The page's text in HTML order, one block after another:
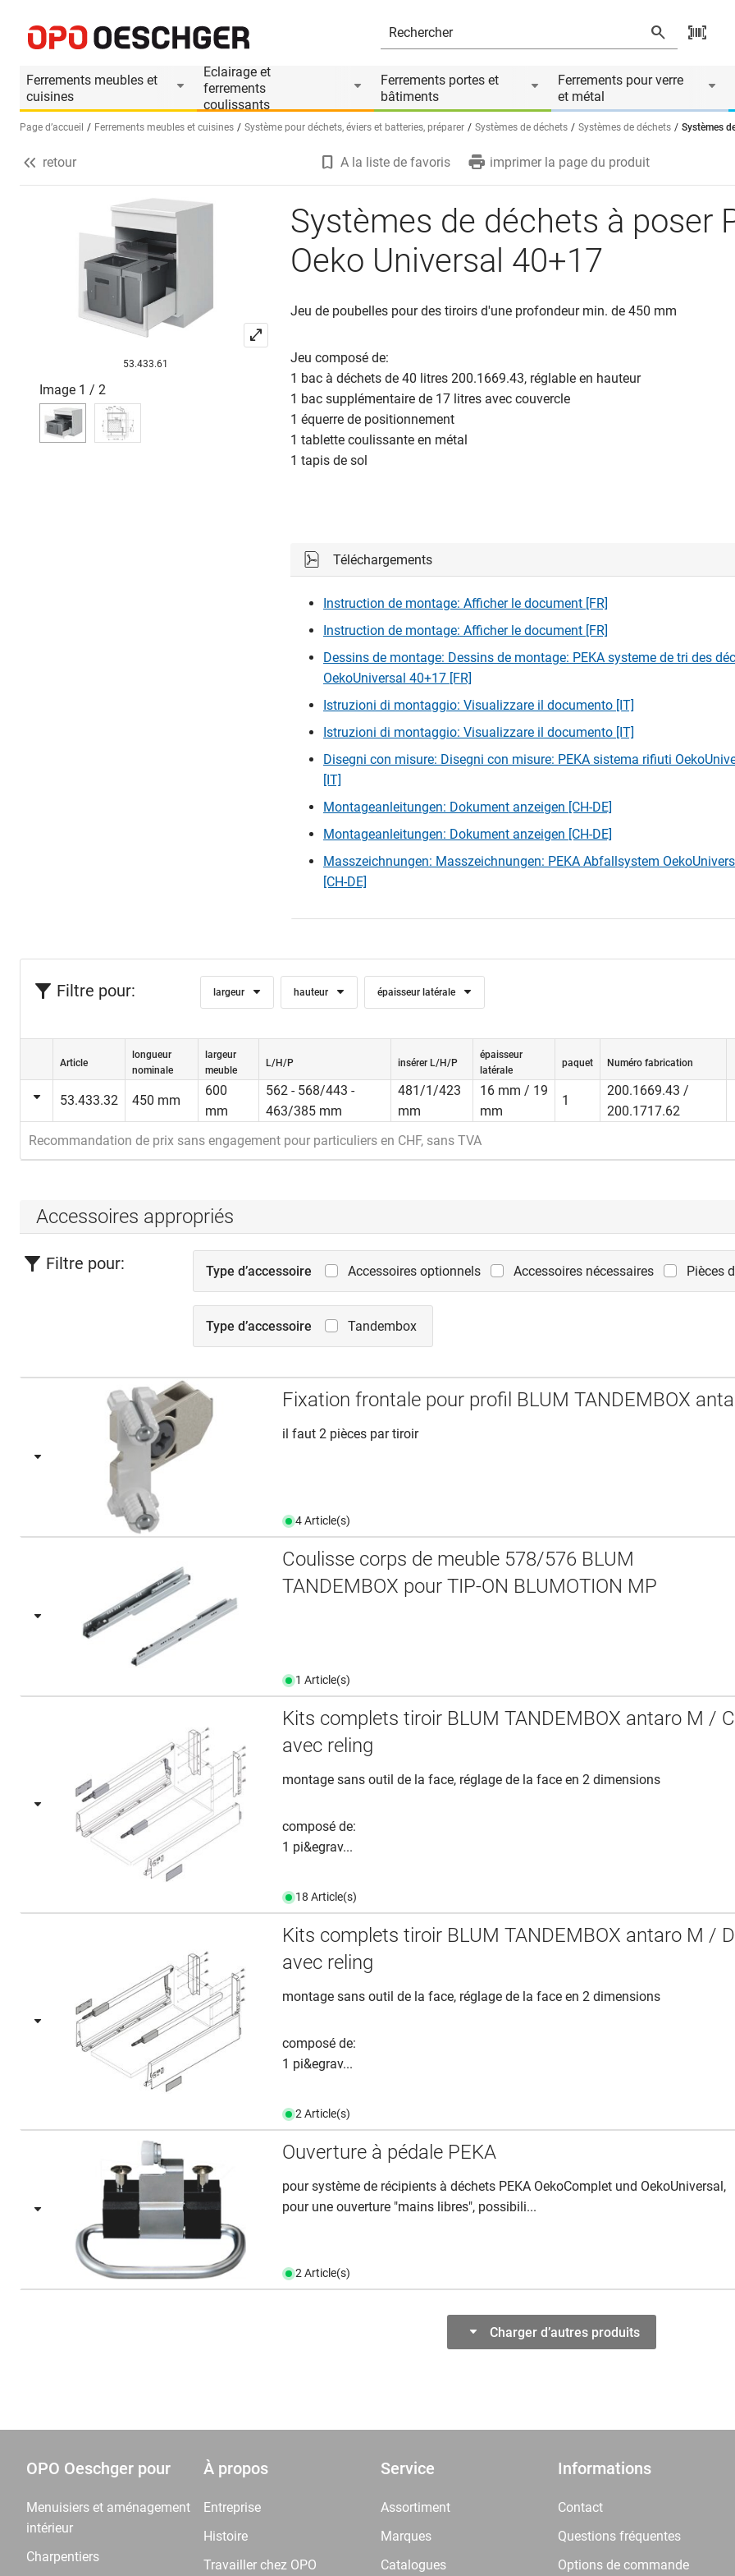
Ferrements meubles et
cuisines
Eclairage et
ferrements
coulissants
Ferrements portes et
bâtiments
Ferrements pour verre
et métal
Sélectionnez une langue (FR)
Page d’accueil Ferrements meubles et cuisines Système pour déchets, éviers et batteries, préparer Systèmes de déchets Systèmes de déchets Systèmes
Informations produit
Accessoires appropriés
retour A la liste de favoris imprimer la page du produit
53.433.61
Image 1 / 2
Systèmes de déchets à poser
Oeko Universal 40+17
Jeu de poubelles pour des tiroirs d'une profondeur min. de 450 mm
Jeu composé de:
1 bac à déchets de 40 litres 200.1669.43, réglable en hauteur
1 bac supplémentaire de 17 litres avec couvercle
1 équerre de positionnement
1 tablette coulissante en métal
1 tapis de sol
Téléchargements
Instruction de montage: Afficher le document [FR]
Instruction de montage: Afficher le document [FR]
Dessins de montage: Dessins de montage: PEKA systeme de tri des
OekoUniversal 40+17 [FR]
Istruzioni di montaggio: Visualizzare il documento [IT]
Istruzioni di montaggio: Visualizzare il documento [IT]
Disegni con misure: Disegni con misure: PEKA sistema rifiuti
[IT]
Montageanleitungen: Dokument anzeigen [CH-DE]
Montageanleitungen: Dokument anzeigen [CH-DE]
Masszeichnungen: Masszeichnungen: PEKA Abfallsystem
[CH-DE]
Filtre pour: largeur hauteur épaisseur latérale
Article
longueur
nominale
largeur
meuble
L/H/P insérer L/H/P
épaisseur
latérale
paquet Numéro fabrication
53.433.32 450 mm
600
mm
562 - 568/443 -
463/385 mm
481/1/423
mm
16 mm / 19
mm
1
200.1669.43 /
200.1717.62
Recommandation de prix sans engagement pour particuliers en CHF, sans TVA
Accessoires appropriés
Filtre pour: Type d’accessoire Accessoires optionnels Accessoires nécessaires Pièces
Type d’accessoire Tandembox
Fixation frontale pour profil BLUM TANDEMBOX
il faut 2 pièces par tiroir
4 Article(s)
Coulisse corps de meuble 578/576 BLUM
TANDEMBOX pour TIP-ON BLUMOTION MP
1 Article(s)
Kits complets tiroir BLUM TANDEMBOX antaro M / C
avec reling
montage sans outil de la face, réglage de la face en 2 dimensions
composé de:
1 pi&egrav...
18 Article(s)
Kits complets tiroir BLUM TANDEMBOX antaro M / D
avec reling
montage sans outil de la face, réglage de la face en 2 dimensions
composé de:
1 pi&egrav...
2 Article(s)
Ouverture à pédale PEKA
pour système de récipients à déchets PEKA OekoComplet und OekoUniversal,
pour une ouverture "mains libres", possibili...
2 Article(s)
Charger d’autres produits
OPO Oeschger pour
Menuisiers et aménagement
intérieur
Charpentiers
À propos
Entreprise
Histoire
Travailler chez OPO
Service
Assortiment
Marques
Catalogues
Informations
Contact
Questions fréquentes
Options de commande